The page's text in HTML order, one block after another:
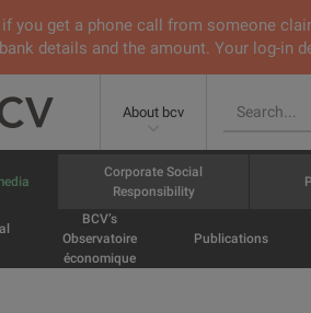
if you get a phone call from someone
details and the amount. Your log-in
About bcv
BCV’s
Observatoire
économique
Publications
Corporate Social
Responsibility